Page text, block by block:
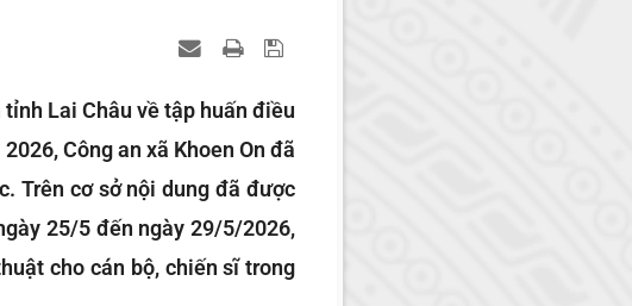
Lai Châu về tập huấn điều
Công an xã Khoen On đã
Trên cơ sở nội dung đã được
25/5 đến ngày 29/5/2026,
cho cán bộ, chiến sĩ trong